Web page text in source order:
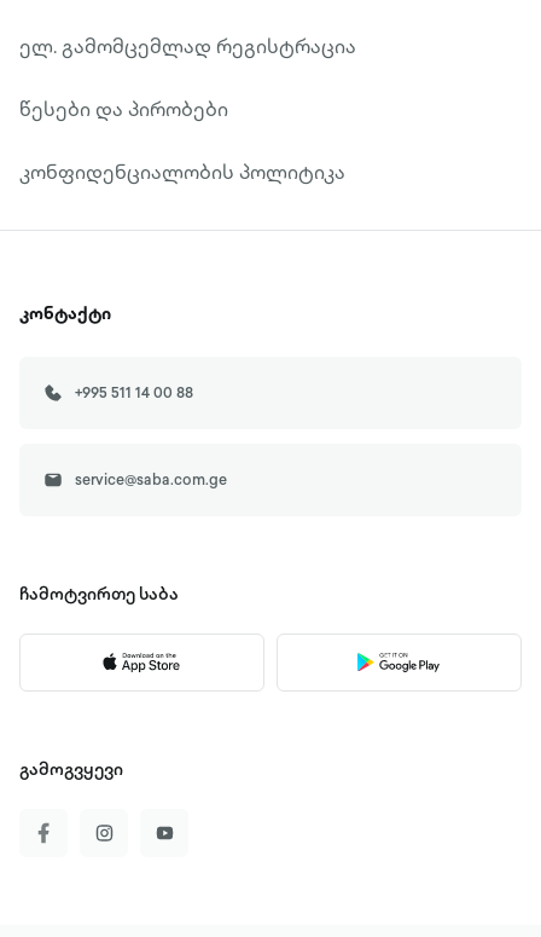
ელ. გამომცემლად რეგისტრაცია
წესები და პირობები
კონფიდენციალობის პოლიტიკა
კონტაქტი
+995 511 14 00 88
service@saba.com.ge
ჩამოტვირთე საბა
გამოგვყევი